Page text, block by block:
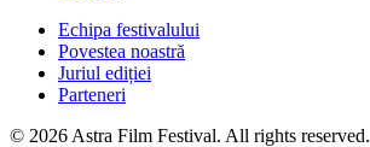
Echipa festivalului
Povestea noastră
Juriul ediției
Parteneri
© 2026 Astra Film Festival. All rights reserved.